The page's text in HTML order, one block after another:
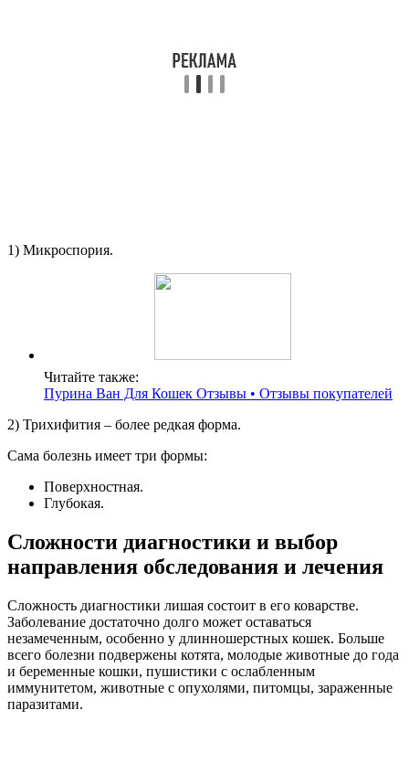
1) Микроспория.
Читайте также:
Пурина Ван Для Кошек Отзывы • Отзывы покупателей
2) Трихифития – более редкая форма.
Сама болезнь имеет три формы:
Поверхностная.
Глубокая.
Сложности диагностики и выбор
направления обследования и лечения
Сложность диагностики лишая состоит в его коварстве.
Заболевание достаточно долго может оставаться
незамеченным, особенно у длинношерстных кошек. Больше
всего болезни подвержены котята, молодые животные до года
и беременные кошки, пушистики с ослабленным
иммунитетом, животные с опухолями, питомцы, зараженные
паразитами.